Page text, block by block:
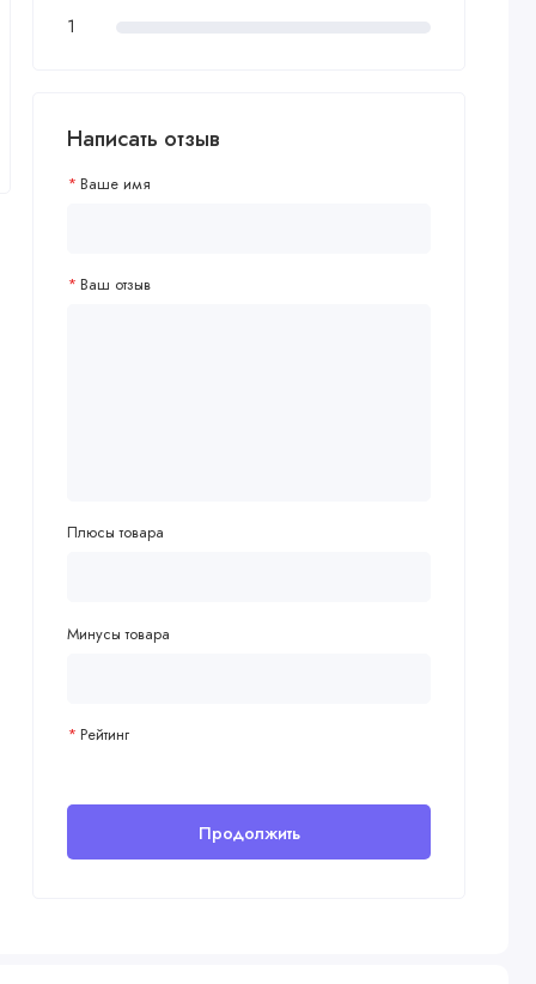
1
Написать отзыв
Ваше имя
Ваш отзыв
Плюсы товара
Минусы товара
Рейтинг
Продолжить